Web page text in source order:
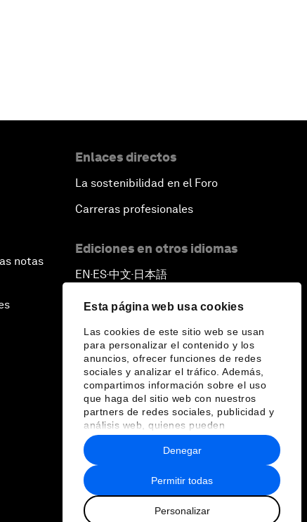
Esta página web usa cookies
Las cookies de este sitio web se usan
para personalizar el contenido y los
anuncios, ofrecer funciones de redes
sociales y analizar el tráfico. Además,
compartimos información sobre el uso
que haga del sitio web con nuestros
partners de redes sociales, publicidad y
análisis web, quienes pueden
combinarla con otra información que les
haya proporcionado o que hayan
recopilado a partir del uso que haya
hecho de sus servicios.
Permitir todas
Personalizar
Denegar
notas
Enlaces directos
La sostenibilidad en el Foro
Carreras profesionales
Ediciones en otros idiomas
EN ▪ES▪中文▪ 日本語